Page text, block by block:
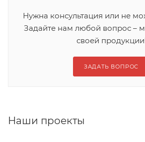
Нужна консультация или не
Задайте нам любой вопрос –
своей
ЗАДАТЬ ВОПРОС
Наши проекты